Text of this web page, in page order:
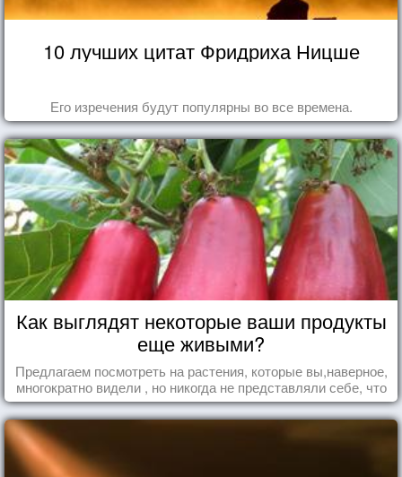
10 лучших цитат Фридриха Ницше
Его изречения будут популярны во все времена.
Как выглядят некоторые ваши продукты
еще живыми?
Предлагаем посмотреть на растения, которые вы,наверное,
многократно видели , но никогда не представляли себе, что
употребляете их в пищу.